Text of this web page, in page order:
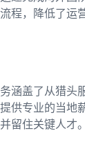
程，降低了运
涵盖了从猎头
供专业的当地
留住关键人才。